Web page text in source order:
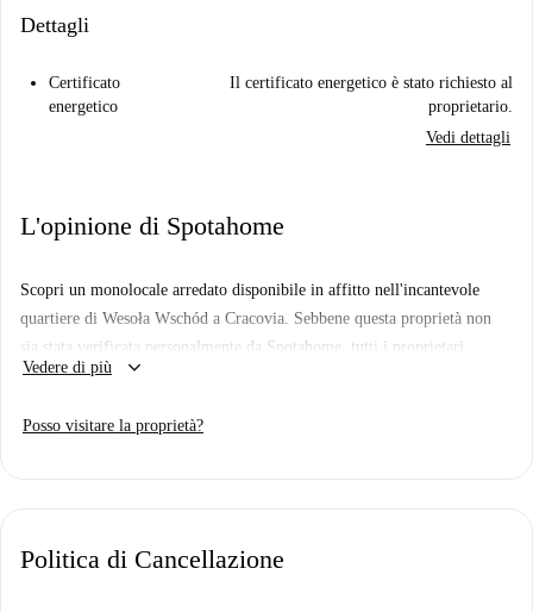
Dettagli
Certificato
energetico
Il certificato energetico è stato richiesto al
proprietario.
Vedi dettagli
L'opinione di Spotahome
Scopri un monolocale arredato disponibile in affitto nell'incantevole
quartiere di Wesoła Wschód a Cracovia. Sebbene questa proprietà non
sia stata verificata personalmente da Spotahome, tutti i proprietari
aderiscono al rigoroso processo di selezione di Spotahome.
per chi desidera immergersi nel ricco patrimonio di Cracovia.
Vedere di più keyboard_arrow_down
Posso visitare la proprietà?
Politica di Cancellazione